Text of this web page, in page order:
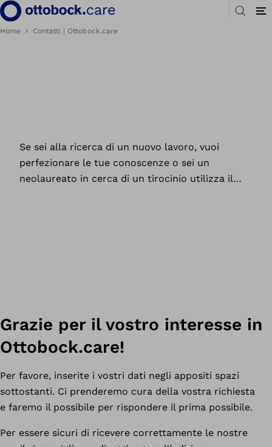
Home Contatti | Ottobock.care
Grazie per il vostro interesse in
Ottobock.care!
Per favore, inserite i vostri dati negli appositi spazi
sottostanti. Ci prenderemo cura della vostra richiesta
e faremo il possibile per rispondere il prima possibile.
Per essere sicuri di ricevere correttamente le nostre